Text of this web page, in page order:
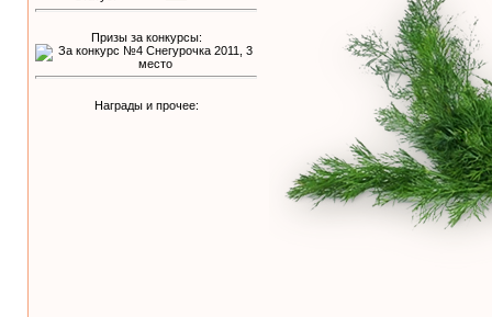
Призы за конкурсы:
Награды и прочее: